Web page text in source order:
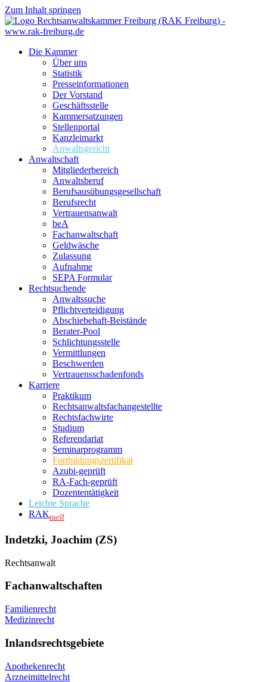
Zum Inhalt springen
Die Kammer
Über uns
Statistik
Presseinformationen
Der Vorstand
Geschäftsstelle
Kammersatzungen
Stellenportal
Kanzleimarkt
Anwaltsgericht
Anwaltschaft
Mitgliederbereich
Anwaltsberuf
Berufsausübungs­gesellschaft
Berufsrecht
Vertrauensanwalt
beA
Fachanwaltschaft
Geldwäsche
Zulassung
Aufnahme
SEPA Formular
Rechtsuchende
Anwaltssuche
Pflichtverteidigung
Abschiebehaft-Beistände
Berater-Pool
Schlichtungsstelle
Vermittlungen
Beschwerden
Vertrauensschadenfonds
Karriere
Praktikum
Rechtsanwalts­fachangestellte
Rechtsfachwirte
Studium
Referendariat
Seminarprogramm
Fortbildungszertifikat
Azubi-geprüft
RA-Fach-geprüft
Dozententätigkeit
Leichte Sprache
RAKtuell
Indetzki, Joachim (ZS)
Rechtsanwalt
Fachanwaltschaften
Familienrecht
Medizinrecht
Inlandsrechtsgebiete
Apothekenrecht
Arzneimittelrecht